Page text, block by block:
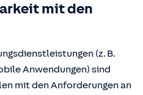
mit den
(z. B.
Anwendungen) sind
mit den Anforderungen an